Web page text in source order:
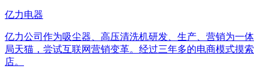
亿力电器
亿力公司作为吸尘器、高压清洗机研发、生产、营销为一
局天猫，尝试互联网营销变革。经过三年多的电商模式摸
店。